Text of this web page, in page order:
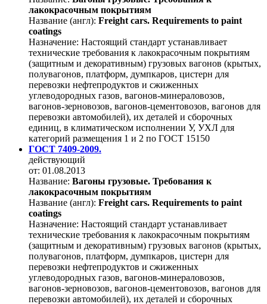
лакокрасочным покрытиям
Название (англ): Freight cars. Requirements to paint
coatings
Назначение: Настоящий стандарт устанавливает
технические требования к лакокрасочным покрытиям
(защитным и декоративным) грузовых вагонов (крытых,
полувагонов, платформ, думпкаров, цистерн для
перевозки нефтепродуктов и сжиженных
углеводородных газов, вагонов-минераловозов,
вагонов-зерновозов, вагонов-цементовозов, вагонов для
перевозки автомобилей), их деталей и сборочных
единиц, в климатическом исполнении У, УХЛ для
категорий размещения 1 и 2 по ГОСТ 15150
ГОСТ 7409-2009.
действующий
от: 01.08.2013
Название: Вагоны грузовые. Требования к
лакокрасочным покрытиям
Название (англ): Freight cars. Requirements to paint
coatings
Назначение: Настоящий стандарт устанавливает
технические требования к лакокрасочным покрытиям
(защитным и декоративным) грузовых вагонов (крытых,
полувагонов, платформ, думпкаров, цистерн для
перевозки нефтепродуктов и сжиженных
углеводородных газов, вагонов-минераловозов,
вагонов-зерновозов, вагонов-цементовозов, вагонов для
перевозки автомобилей), их деталей и сборочных